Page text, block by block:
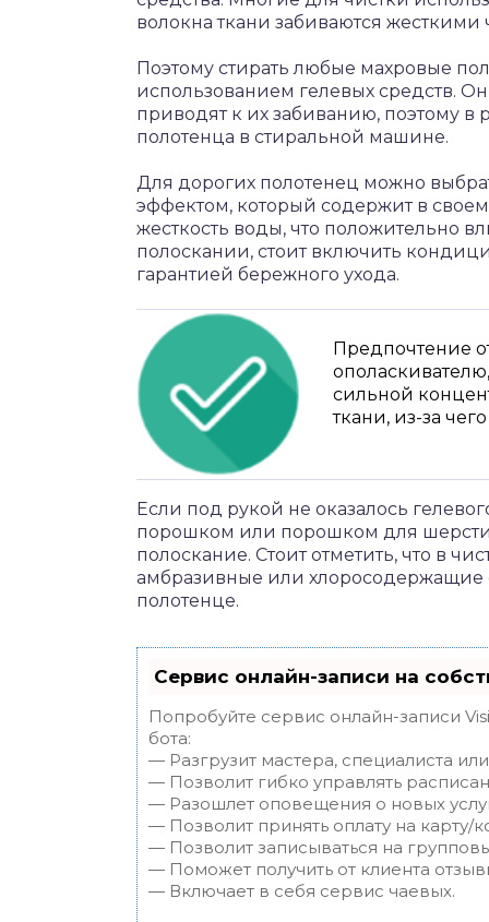
волокна ткани забиваются жесткими
Поэтому стирать любые махровые
использованием гелевых средств.
приводят к их забиванию, поэтому в
полотенца в стиральной машине.
Для дорогих полотенец можно
эффектом, который содержит в
жесткость воды, что положительно
полоскании, стоит включить
гарантией бережного ухода.
Предпочтение
сильной
ткани, из-за
Если под рукой не оказалось
порошком или порошком для шерсти,
полоскание. Стоит отметить, что в
амбразивные или хлоросодержащие
полотенце.
Сервис онлайн-записи на
Попробуйте сервис онлайн-записи
бота:
— Разгрузит мастера, специалиста
— Позволит гибко управлять
— Разошлет оповещения о новых
— Позволит принять оплату на карту/
— Позволит записываться на
— Поможет получить от клиента
— Включает в себя сервис чаевых.